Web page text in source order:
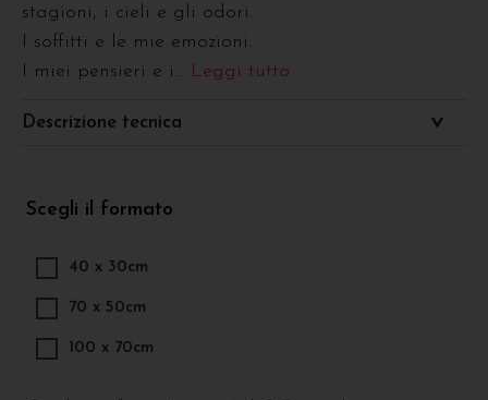
stagioni, i cieli e gli odori.
I soffitti e le mie emozioni.
I miei pensieri e i... Leggi tutto
Descrizione tecnica
Scegli il formato
40 x 30cm
70 x 50cm
100 x 70cm